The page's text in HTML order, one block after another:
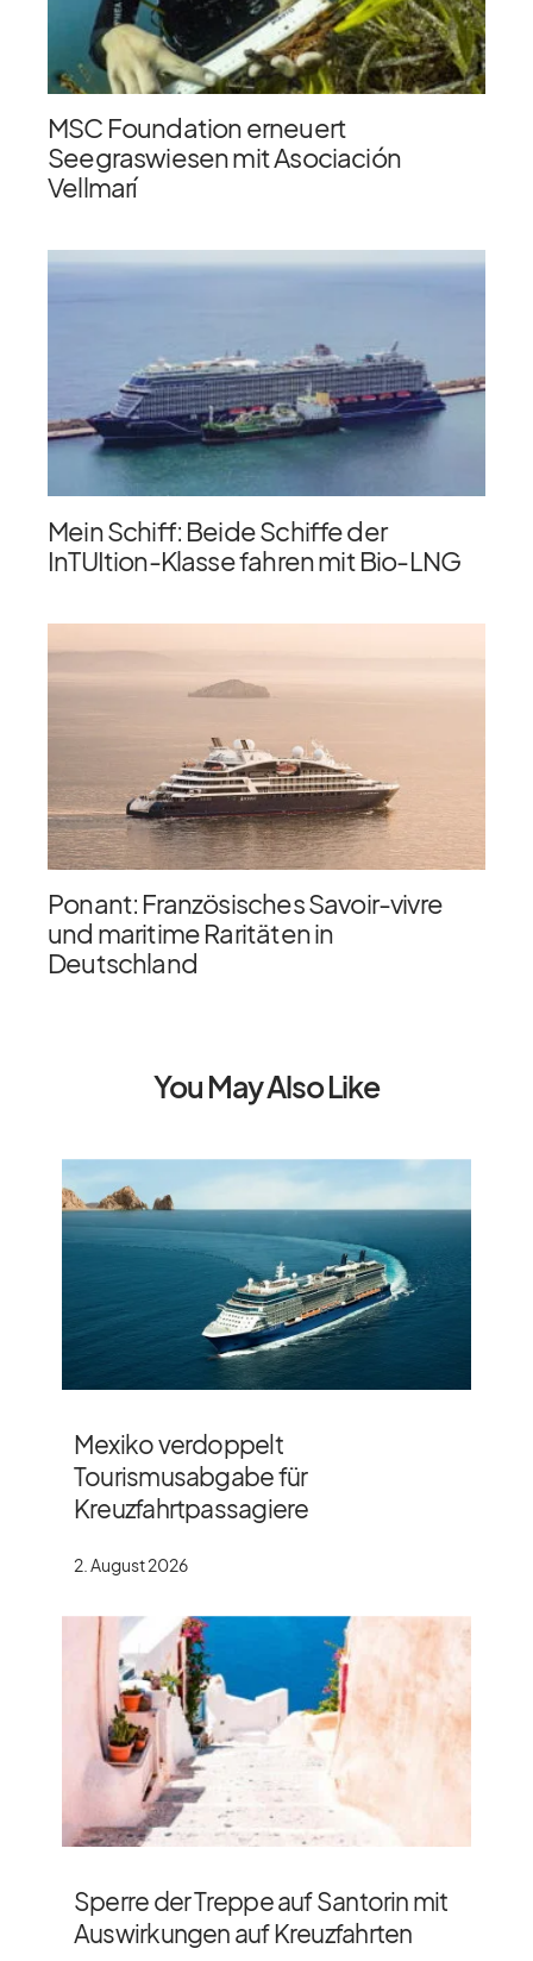
MSC Foundation erneuert
Seegraswiesen mit Asociación
Vellmarí
Mein Schiff: Beide Schiffe der
InTUItion-Klasse fahren mit Bio-LNG
Ponant: Französisches Savoir-vivre
und maritime Raritäten in
Deutschland
You May Also Like
Mexiko verdoppelt
Tourismusabgabe für
Kreuzfahrtpassagiere
2. August 2026
Sperre der Treppe auf Santorin mit
Auswirkungen auf Kreuzfahrten